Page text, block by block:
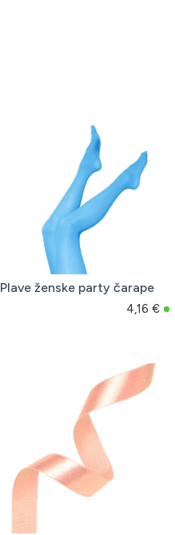
Plave ženske party čarape
4,16 €